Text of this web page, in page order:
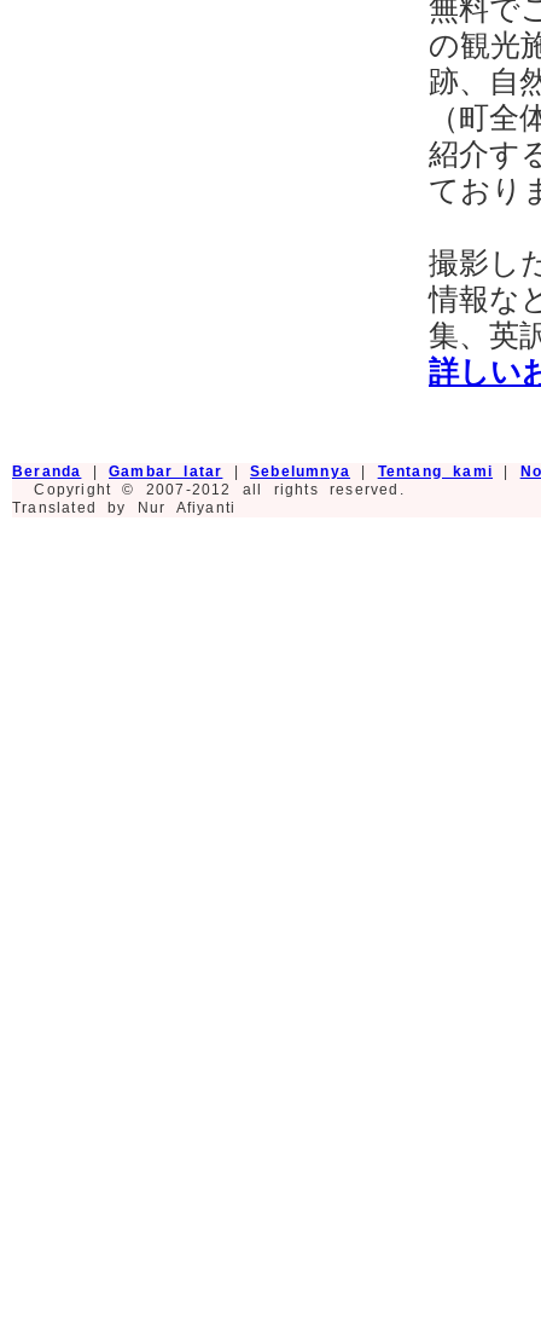
無料で
の観光
跡、自
（町
紹介す
ており
撮影し
情報な
集、英
詳しい
Beranda |Gambar latar |Sebelumnya Tentang kami
Copyright © 2007-2012 all rights reserved.
Translated by Nur Afiyanti